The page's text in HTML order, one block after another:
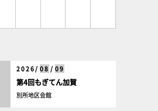
2026/ 08 / 09
第4回もぎてん加賀
別所地区会館